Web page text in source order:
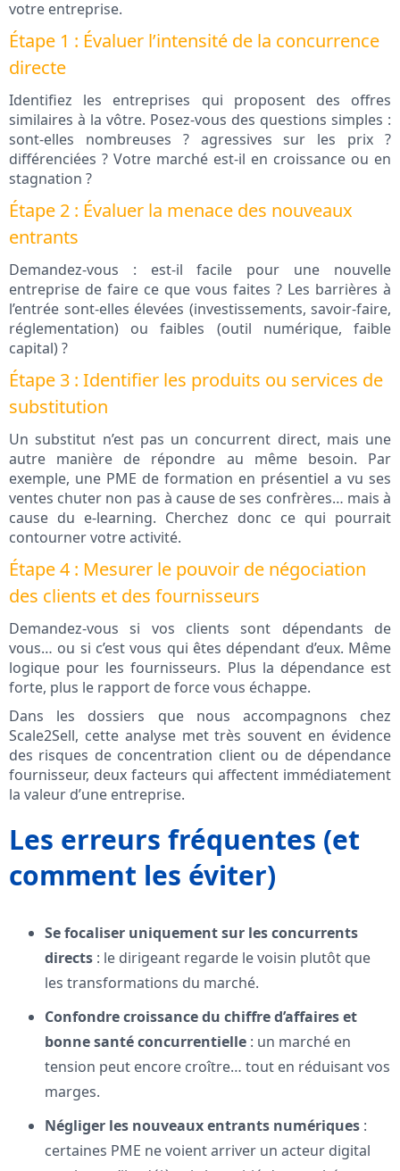
votre entreprise.
Étape 1 : Évaluer l’intensité de la concurrence
directe
Identifiez les entreprises qui proposent des offres
similaires à la vôtre. Posez-vous des questions simples :
sont-elles nombreuses ? agressives sur les prix ?
différenciées ? Votre marché est-il en croissance ou en
stagnation ?
Étape 2 : Évaluer la menace des nouveaux
entrants
Demandez-vous : est-il facile pour une nouvelle
entreprise de faire ce que vous faites ? Les barrières à
l’entrée sont-elles élevées (investissements, savoir-faire,
réglementation) ou faibles (outil numérique, faible
capital) ?
Étape 3 : Identifier les produits ou services de
substitution
Un substitut n’est pas un concurrent direct, mais une
autre manière de répondre au même besoin. Par
exemple, une PME de formation en présentiel a vu ses
ventes chuter non pas à cause de ses confrères… mais à
cause du e-learning. Cherchez donc ce qui pourrait
contourner votre activité.
Étape 4 : Mesurer le pouvoir de négociation
des clients et des fournisseurs
Demandez-vous si vos clients sont dépendants de
vous… ou si c’est vous qui êtes dépendant d’eux. Même
logique pour les fournisseurs. Plus la dépendance est
forte, plus le rapport de force vous échappe.
Dans les dossiers que nous accompagnons chez
Scale2Sell, cette analyse met très souvent en évidence
des risques de concentration client ou de dépendance
fournisseur, deux facteurs qui affectent immédiatement
la valeur d’une entreprise.
Les erreurs fréquentes (et
comment les éviter)
Se focaliser uniquement sur les concurrents
directs : le dirigeant regarde le voisin plutôt que
les transformations du marché.
Confondre croissance du chiffre d’affaires et
bonne santé concurrentielle : un marché en
tension peut encore croître… tout en réduisant vos
marges.
Négliger les nouveaux entrants numériques :
certaines PME ne voient arriver un acteur digital